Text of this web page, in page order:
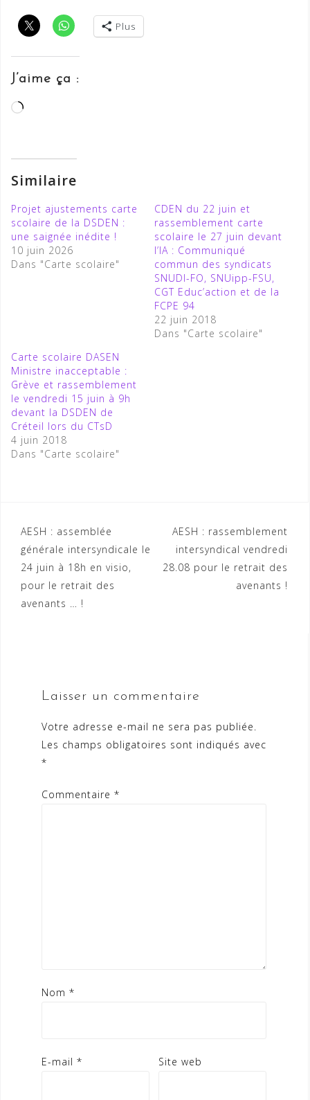
Plus
J’aime ça :
Chargement…
Similaire
Projet ajustements carte
scolaire de la DSDEN :
une saignée inédite !
10 juin 2026
Dans "Carte scolaire"
CDEN du 22 juin et
rassemblement carte
scolaire le 27 juin devant
l’IA : Communiqué
commun des syndicats
SNUDI-FO, SNUipp-FSU,
CGT Educ’action et de la
FCPE 94
22 juin 2018
Dans "Carte scolaire"
Carte scolaire DASEN
Ministre inacceptable :
Grève et rassemblement
le vendredi 15 juin à 9h
devant la DSDEN de
Créteil lors du CTsD
4 juin 2018
Dans "Carte scolaire"
Navigation
de
l’article
AESH : assemblée
générale intersyndicale le
24 juin à 18h en visio,
pour le retrait des
avenants … !
AESH : rassemblement
intersyndical vendredi
28.08 pour le retrait des
avenants !
Laisser un commentaire
Votre adresse e-mail ne sera pas publiée.
Les champs obligatoires sont indiqués avec
*
Commentaire *
Nom *
E-mail * Site web